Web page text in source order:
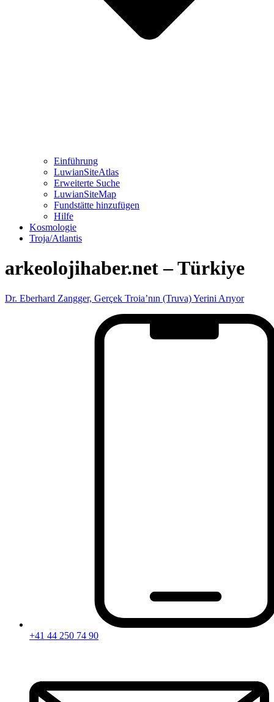
Einführung
LuwianSiteAtlas
Erweiterte Suche
LuwianSiteMap
Fundstätte hinzufügen
Hilfe
Kosmologie
Troja/Atlantis
arkeolojihaber.net – Türkiye
Dr. Eberhard Zangger, Gerçek Troia’nın (Truva) Yerini Arıyor
+41 44 250 74 90